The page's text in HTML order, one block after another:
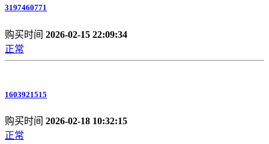
3197460771
购买时间 2026-02-15 22:09:34
正常
1603921515
购买时间 2026-02-18 10:32:15
正常